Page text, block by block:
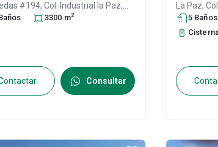
#194, Col. Industrial la Paz,
de la Reforma, Hidalgo
s 3300 m2
Consultar
La Paz,
Soto ,
14422792
5 Baños